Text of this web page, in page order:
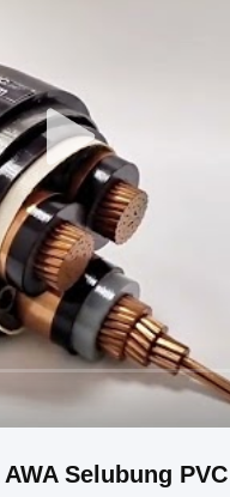
Selubung